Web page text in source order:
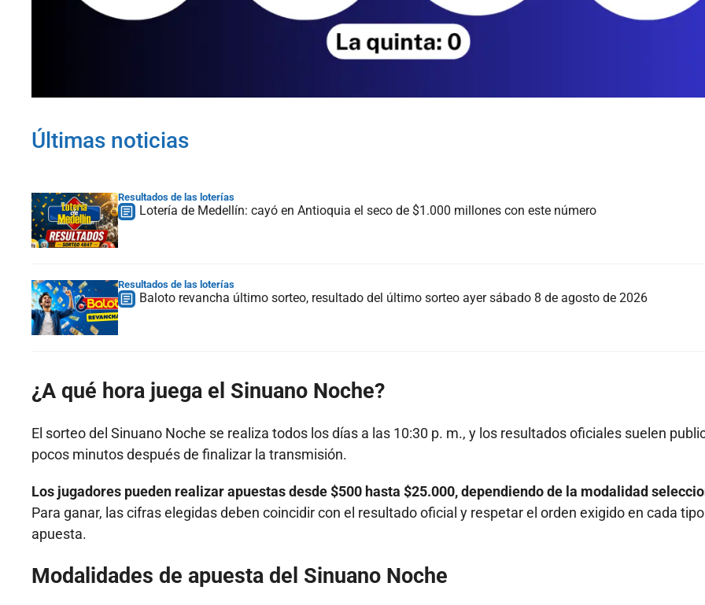
Últimas noticias
Resultados de las loterías
Lotería de Medellín: cayó en Antioquia el seco de $1.000 millones con este número
Resultados de las loterías
Baloto revancha último sorteo, resultado del último sorteo ayer sábado 8 de agosto de 2026
¿A qué hora juega el Sinuano Noche?
El sorteo del Sinuano Noche se realiza todos los días a las 10:30 p. m., y los resultados oficiales suelen
pocos minutos después de finalizar la transmisión.
Los jugadores pueden realizar apuestas desde $500 hasta $25.000, dependiendo de la modalidad
Para ganar, las cifras elegidas deben coincidir con el resultado oficial y respetar el orden exigido en cada
apuesta.
Modalidades de apuesta del Sinuano Noche